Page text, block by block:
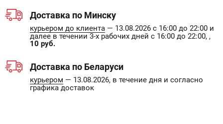
Доставка по Минску
курьером до клиента — 13.08.2026 с 16:00 до 22:00 и
далее в течении 3-х рабочих дней с 16:00 до 22:00, ,
10 руб.
Доставка по Беларуси
курьером — 13.08.2026, в течение дня и согласно
графика доставок